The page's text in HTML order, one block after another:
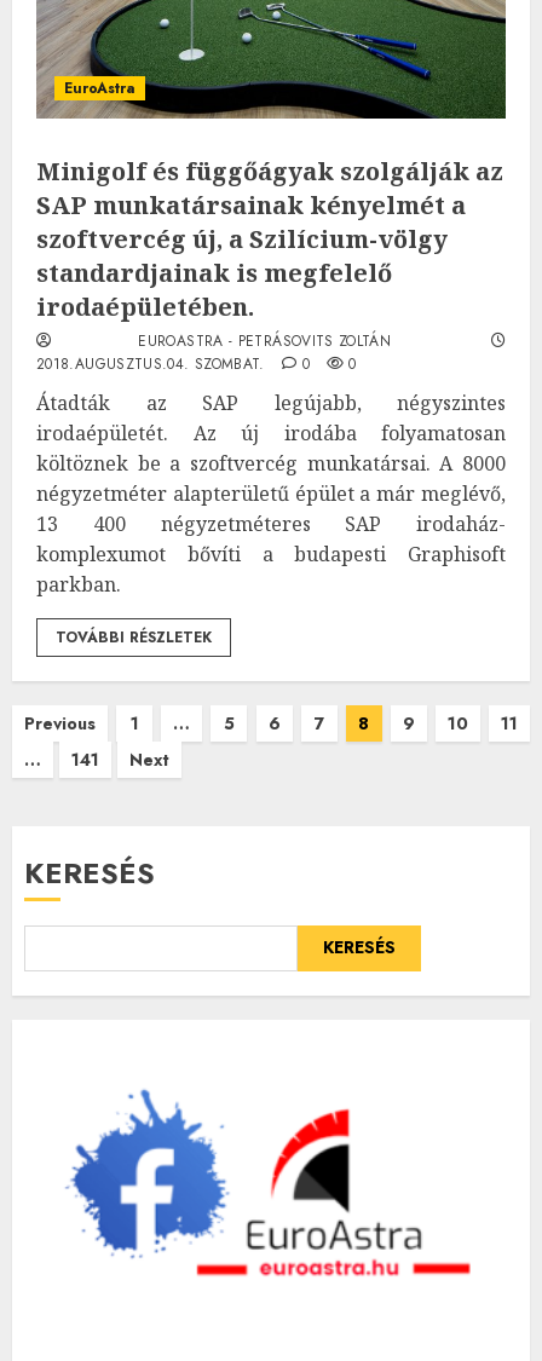
EuroAstra
Minigolf és függőágyak szolgálják az
SAP munkatársainak kényelmét a
szoftvercég új, a Szilícium-völgy
standardjainak is megfelelő
irodaépületében.
EUROASTRA - PETRÁSOVITS ZOLTÁN
2018.AUGUSZTUS.04. SZOMBAT.
0 0
Átadták az SAP legújabb, négyszintes
irodaépületét. Az új irodába folyamatosan
költöznek be a szoftvercég munkatársai. A 8000
négyzetméter alapterületű épület a már meglévő,
13 400 négyzetméteres SAP irodaház-
komplexumot bővíti a budapesti Graphisoft
parkban.
TOVÁBBI RÉSZLETEK
Bejegyzések
lapozása
Previous 1 … 5 6 7 8 9 10
11
…
141 Next
KERESÉS
KERESÉS